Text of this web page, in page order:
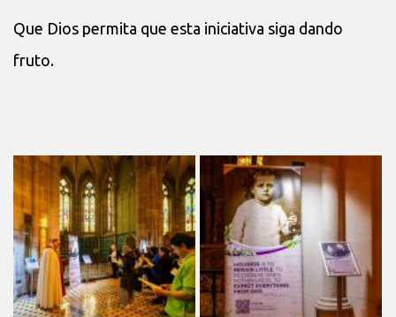
Que Dios permita que esta iniciativa siga dando
fruto.